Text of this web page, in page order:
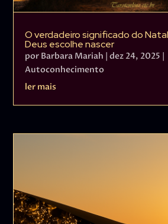
O verdadeiro significado do
Deus escolhe nascer
por Barbara Mariah |dez 24, 2025
Autoconhecimento
ler mais